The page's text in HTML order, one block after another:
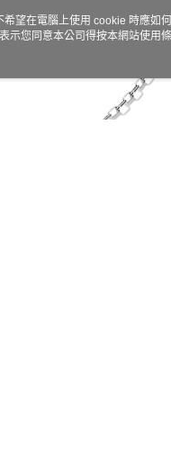
望在電腦上使用 cookie 時應如
示您同意本公司得按本網站使用